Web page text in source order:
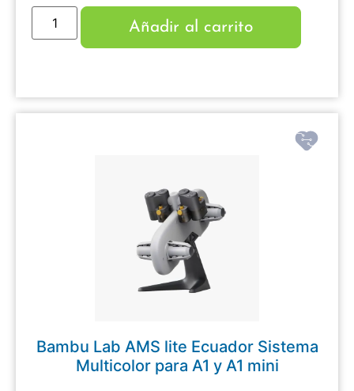
Añadir al carrito
Bambu Lab AMS lite Ecuador Sistema
Multicolor para A1 y A1 mini